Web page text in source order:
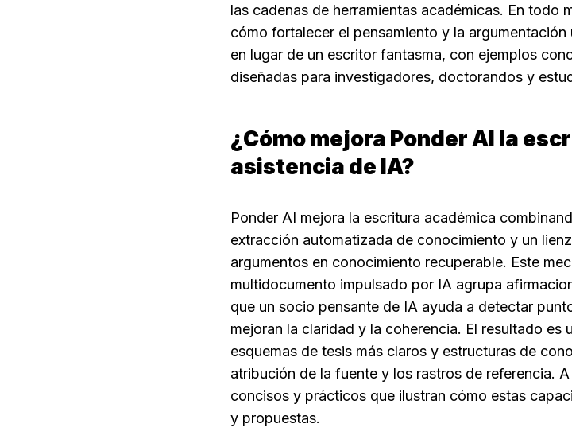
las cadenas de herramientas académicas. En todo
cómo fortalecer el pensamiento y la
en lugar de un escritor fantasma, con ejemplos
diseñadas para investigadores, doctorandos y
¿Cómo mejora Ponder AI la
asistencia de IA?
Ponder AI mejora la escritura académica
extracción automatizada de conocimiento y un
argumentos en conocimiento recuperable. Este
multidocumento impulsado por IA agrupa
que un socio pensante de IA ayuda a detectar
mejoran la claridad y la coherencia. El resultado es
esquemas de tesis más claros y estructuras de
atribución de la fuente y los rastros de referencia.
concisos y prácticos que ilustran cómo estas
y propuestas.